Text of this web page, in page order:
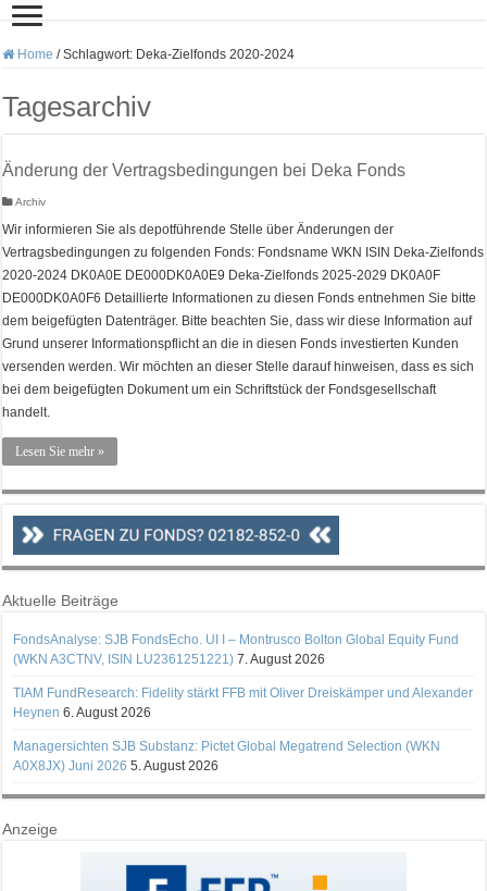
Home / Schlagwort: Deka-Zielfonds 2020-2024
Tagesarchiv
Änderung der Vertragsbedingungen bei Deka Fonds
Archiv
Wir informieren Sie als depotführende Stelle über Änderungen der
Vertragsbedingungen zu folgenden Fonds: Fondsname WKN ISIN Deka-Zielfonds
2020-2024 DK0A0E DE000DK0A0E9 Deka-Zielfonds 2025-2029 DK0A0F
DE000DK0A0F6 Detaillierte Informationen zu diesen Fonds entnehmen Sie bitte
dem beigefügten Datenträger. Bitte beachten Sie, dass wir diese Information auf
Grund unserer Informationspflicht an die in diesen Fonds investierten Kunden
versenden werden. Wir möchten an dieser Stelle darauf hinweisen, dass es sich
bei dem beigefügten Dokument um ein Schriftstück der Fondsgesellschaft
handelt.
Lesen Sie mehr »
Aktuelle Beiträge
FondsAnalyse: SJB FondsEcho. UI I – Montrusco Bolton Global Equity Fund
(WKN A3CTNV, ISIN LU2361251221) 7. August 2026
TIAM FundResearch: Fidelity stärkt FFB mit Oliver Dreiskämper und Alexander
Heynen 6. August 2026
Managersichten SJB Substanz: Pictet Global Megatrend Selection (WKN
A0X8JX) Juni 2026 5. August 2026
Anzeige